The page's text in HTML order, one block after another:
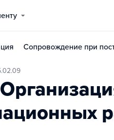
Сопровождение при